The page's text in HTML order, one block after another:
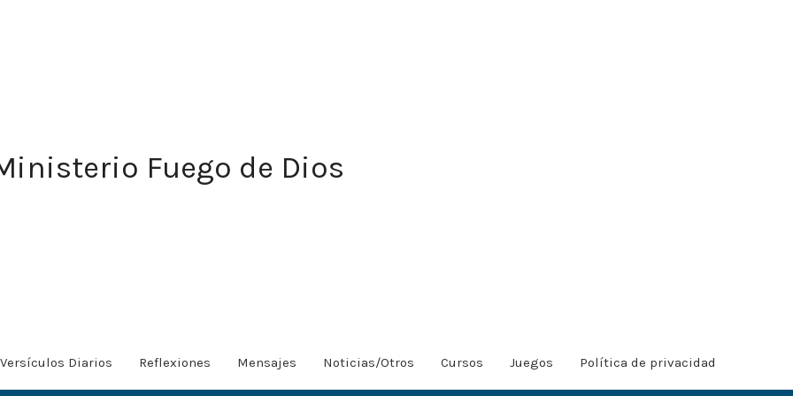
Fuego de Dios
Versículos Diarios Reflexiones Mensajes Noticias/Otros Cursos Juegos Política de privacidad